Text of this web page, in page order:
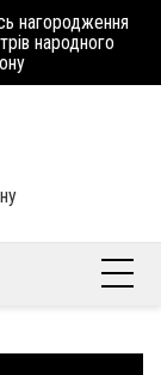
нагородження
народного